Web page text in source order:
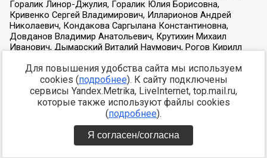
Для повышения удобства сайта мы используем
cookies (подробнее). К сайту подключены
сервисы Yandex.Metrika, LiveInternet, top.mail.ru,
которые также используют файлы cookies
(подробнее).
Я согласен/согласна